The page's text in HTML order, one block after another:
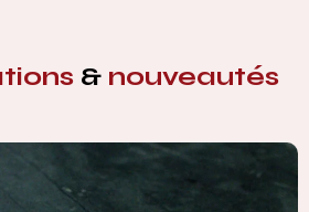
& nouveautés